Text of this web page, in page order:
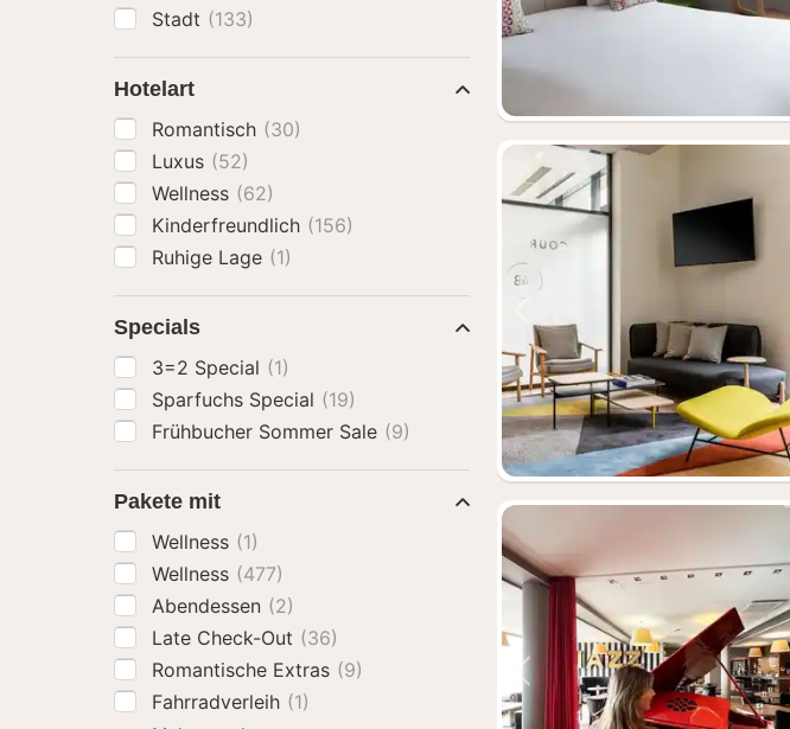
Vorheriges Bild
Vorheriges Bild
Stadt (133)
Hotelart
Romantisch (30)
Luxus (52)
Wellness (62)
Kinderfreundlich (156)
Ruhige Lage (1)
Specials
3=2 Special (1)
Sparfuchs Special (19)
Frühbucher Sommer Sale (9)
Pakete mit
Wellness (1)
Wellness (477)
Abendessen (2)
Late Check-Out (36)
Romantische Extras (9)
Fahrradverleih (1)